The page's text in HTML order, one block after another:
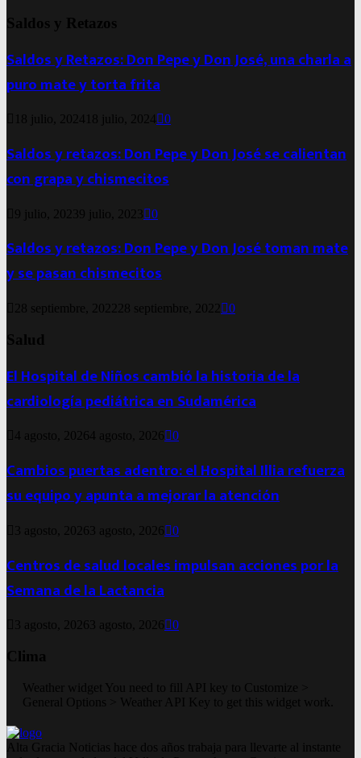
Saldos y Retazos
Saldos y Retazos: Don Pepe y Don José, una charla a
puro mate y torta frita
18 julio, 2024 18 julio, 2024 0
Saldos y retazos: Don Pepe y Don José se calientan
con grapa y chismecitos
9 julio, 20239 julio, 2023 0
Saldos y retazos: Don Pepe y Don José toman mate
y se pasan chismecitos
28 septiembre, 2022 28 septiembre, 2022 0
Salud
El Hospital de Niños cambió la historia de la
cardiología pediátrica en Sudamérica
4 agosto, 20264 agosto, 2026 0
Cambios puertas adentro: el Hospital Illia refuerza
su equipo y apunta a mejorar la atención
3 agosto, 2026 3 agosto, 2026 0
Centros de salud locales impulsan acciones por la
Semana de la Lactancia
3 agosto, 2026 3 agosto, 2026 0
Clima
Weather widget You need to fill API key to Customize >
General Options > Weather API Key to get this widget work.
Alta Gracia Noticias hace dos años trabaja para llevarte al instante